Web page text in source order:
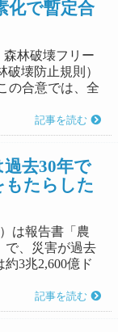
化で暫定合
森林破壊フリー
壊防止規則）
の合意では、全
記事を読む
過去30年で
もたらした
は報告書「農
で、災害が過去
3兆2,600億ド
記事を読む